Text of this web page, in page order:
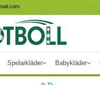
Spelarkläder Babykläder